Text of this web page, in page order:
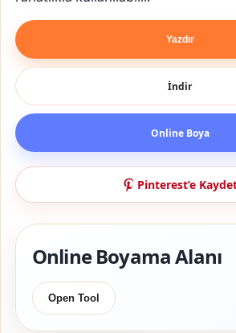
Yazdır
İndir
Online Boya
Pinterest’e
Online Boyama Alanı
Open Tool